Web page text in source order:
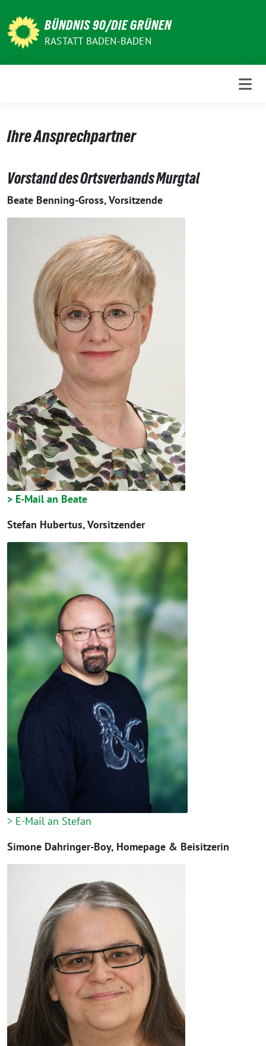
zum
Inhalt
BÜNDNIS 90/DIE GRÜNEN
RASTATT BADEN-BADEN
Ihre Ansprechpartner
Vorstand des Ortsverbands Murgtal
Beate Benning-Gross, Vorsitzende
> E-Mail an Beate
Stefan Hubertus, Vorsitzender
> E-Mail an Stefan
Simone Dahringer-Boy, Homepage & Beisitzerin